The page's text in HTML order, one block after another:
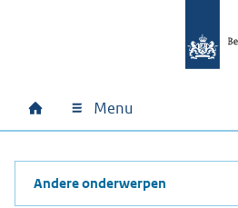
Hoofdnavigatie
Home Menu
Andere onderwerpen